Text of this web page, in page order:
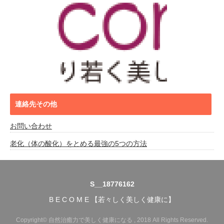
連絡先その他
お問い合わせ
老化（体の酸化）をとめる最強の5つの方法
S__18776162
B E C O M E 【若々しく美しく健康に】
Copyright© 自然治癒力で美しく健康になる , 2018 All Rights Reserved.